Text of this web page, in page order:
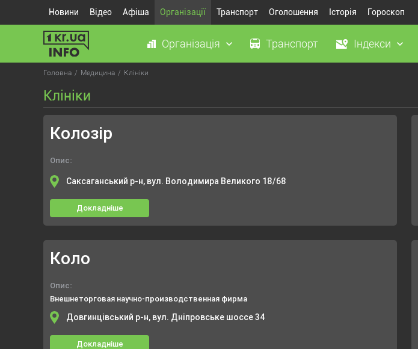
Новини Відео Афіша Організації Транспорт Оголошення Історія Гороскоп
Організація Транспорт Індекси
Головна Медицина Клініки
Клініки
Колозір
Опис:
Саксаганський р-н, вул. Володимира Великого 18/68
Докладніше
Коло
Опис:
Внешнеторговая научно-производственная фирма
Довгинцівський р-н, вул. Дніпровське шоссе 34
Докладніше